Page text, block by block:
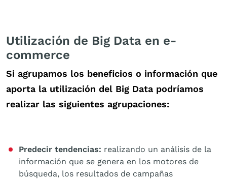
Utilización de Big Data en e-
commerce
Si agrupamos los beneficios o información que
aporta la utilización del Big Data podríamos
realizar las siguientes agrupaciones:
Predecir tendencias: realizando un análisis de la
información que se genera en los motores de
búsqueda, los resultados de campañas